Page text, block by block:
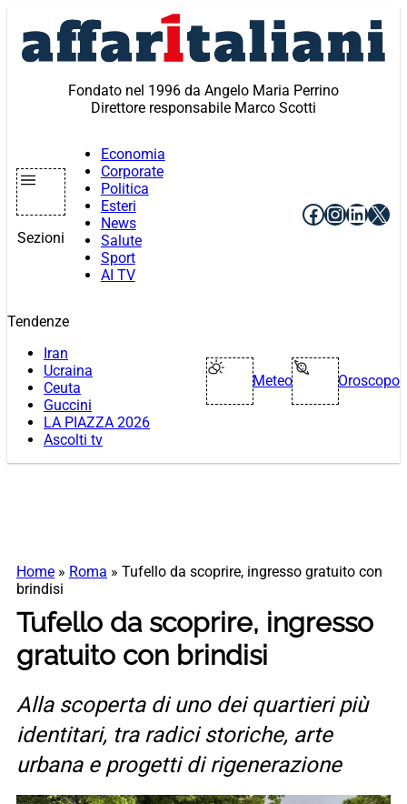
contenuto
Fondato nel 1996 da Angelo Maria Perrino
Direttore responsabile Marco Scotti
Sezioni
Economia
Corporate
Politica
Esteri
News
Salute
Sport
AI TV
Facebook
X
Tendenze
Iran
Ucraina
Ceuta
Guccini
LA PIAZZA 2026
Ascolti tv
Meteo Oroscopo
Home » Roma » Tufello da scoprire, ingresso gratuito con
brindisi
Tufello da scoprire, ingresso
gratuito con brindisi
Alla scoperta di uno dei quartieri più
identitari, tra radici storiche, arte
urbana e progetti di rigenerazione